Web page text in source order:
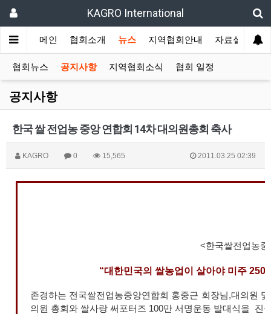
KAGRO International
메인 협회소개 뉴스 지역협회안내 자료실 겔
협회뉴스 공지사항 지역협회소식 협회 일정
공지사항
한국 쌀 전업농 중앙 연합회 14차 대의원총회 축사
KAGRO 0 15,565 2011.03.25 02:39
<한국쌀전업농
“대한민국의 쌀농업이 살아야 미주 250
존경하는 전국쌀전업농중앙연합회 홍중근 회장님,대의원
의원 총회와 쌀사랑 써포터즈 100만 서명운동 발대식을 진